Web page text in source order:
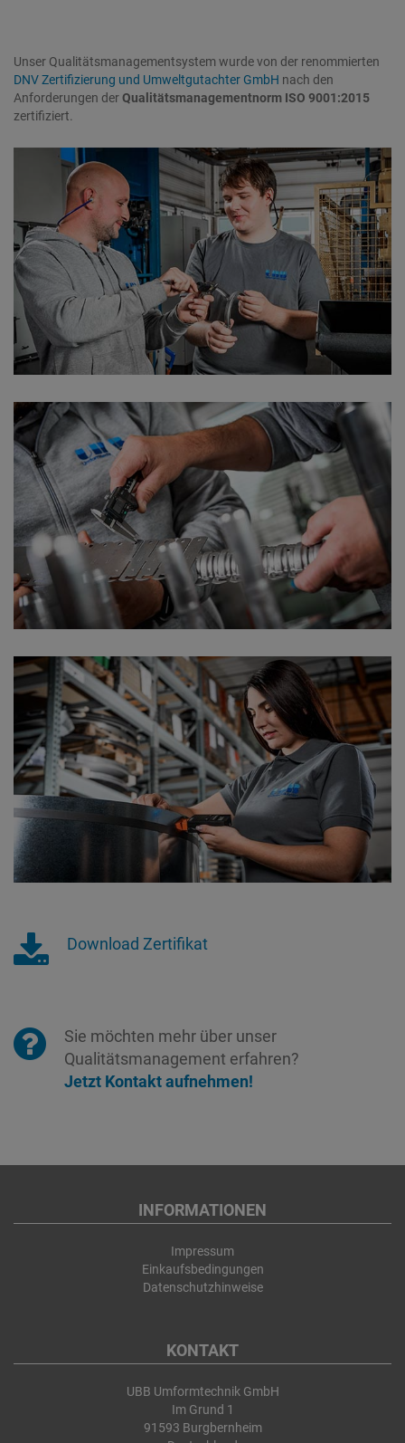
Unser Qualitätsmanagementsystem wurde von der renommierten
DNV Zertifizierung und Umweltgutachter GmbH nach den
Anforderungen derQualitätsmanagementnorm ISO 9001:2015
zertifiziert.
Download Zertifikat
Sie möchten mehr über unser
Qualitätsmanagement erfahren?
Jetzt Kontakt aufnehmen!
INFORMATIONEN
Impressum
Einkaufsbedingungen
Datenschutzhinweise
KONTAKT
UBB Umformtechnik GmbH
Im Grund 1
91593 Burgbernheim